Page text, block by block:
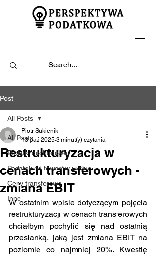
Post
All Posts
Podatki dochodowe
Podatek od towarów i usług
Ceny transferowe
Inne
All Posts
Restrukturyzacja w
cenach transferowych -
zmiana EBIT
Piotr Sukienik
13 paź 2025 3 minut(y) czytania
W ostatnim wpisie dotyczącym pojęcia
restrukturyzacji w cenach transferowych
chciałbym pochylić się nad ostatnią
przesłanką, jaką jest zmiana EBIT na
poziomie co najmniej 20%. Kwestię